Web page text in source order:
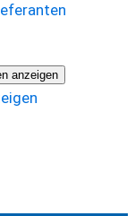
anzeigen